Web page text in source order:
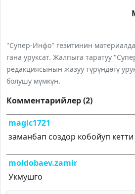
"Супер-Инфо" гезитинин
гана уруксат. Жалпыга таратуу
редакциясынын жазуу түрүндөгү
болушу мүмкүн.
Комментарийлер (2)
magic1721
заманбап создор кобойуп кетти
moldobaev.zamir
Укмушго